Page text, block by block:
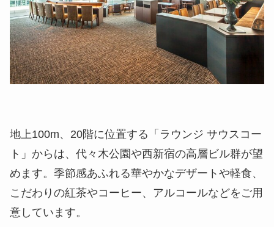
地上100m、20階に位置する「ラウンジ サウスコー
ト」からは、代々木公園や西新宿の高層ビル群が望
めます。季節感あふれる華やかなデザートや軽食、
こだわりの紅茶やコーヒー、アルコールなどをご用
意しています。